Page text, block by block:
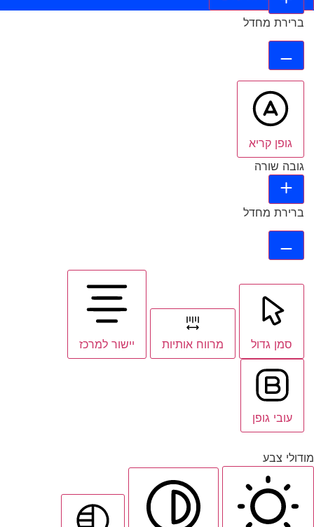
ברירת מחדל
גופן קריא
גובה שורה
ברירת מחדל
סמן גדול מרווח אותיות יישור למרכז
עובי גופן
מודולי צבע